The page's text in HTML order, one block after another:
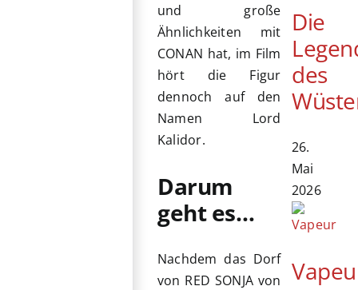
und große
Ähnlichkeiten mit
CONAN hat, im Film
hört die Figur
dennoch auf den
Namen Lord
Kalidor.
Darum
geht es…
Nachdem das Dorf
von RED SONJA von
Die
des
26.
Mai
2026